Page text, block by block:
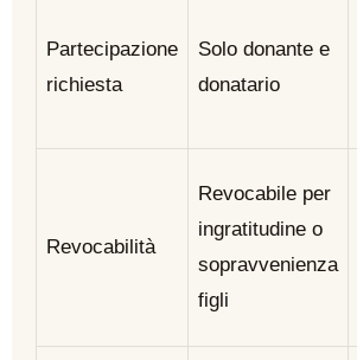
Partecipazione
richiesta
Solo donante e
donatario
Revocabilità
Revocabile per
ingratitudine o
sopravvenienza
figli